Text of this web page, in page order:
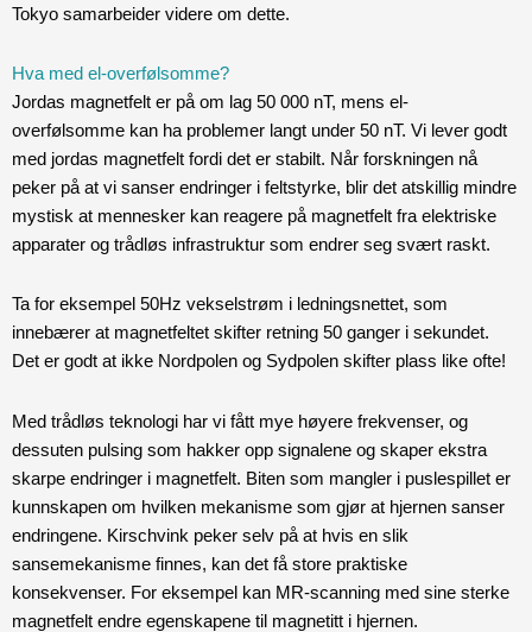
Tokyo samarbeider videre om dette.
Hva med el-overfølsomme?
Jordas magnetfelt er på om lag 50 000 nT, mens el-
overfølsomme kan ha problemer langt under 50 nT. Vi lever godt
med jordas magnetfelt fordi det er stabilt. Når forskningen nå
peker på at vi sanser endringer i feltstyrke, blir det atskillig mindre
mystisk at mennesker kan reagere på magnetfelt fra elektriske
apparater og trådløs infrastruktur som endrer seg svært raskt.
Ta for eksempel 50Hz vekselstrøm i ledningsnettet, som
innebærer at magnetfeltet skifter retning 50 ganger i sekundet.
Det er godt at ikke Nordpolen og Sydpolen skifter plass like ofte!
Med trådløs teknologi har vi fått mye høyere frekvenser, og
dessuten pulsing som hakker opp signalene og skaper ekstra
skarpe endringer i magnetfelt. Biten som mangler i puslespillet er
kunnskapen om hvilken mekanisme som gjør at hjernen sanser
endringene. Kirschvink peker selv på at hvis en slik
sansemekanisme finnes, kan det få store praktiske
konsekvenser. For eksempel kan MR-scanning med sine sterke
magnetfelt endre egenskapene til magnetitt i hjernen.